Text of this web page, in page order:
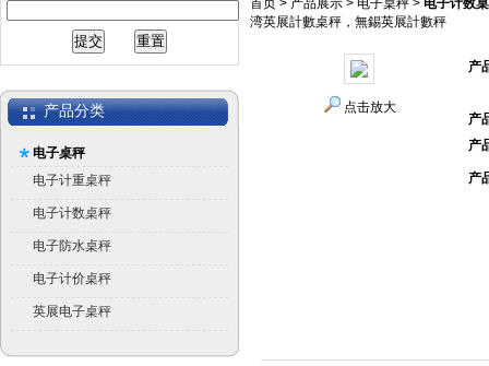
产品分类
电子桌秤
电子计重桌秤
电子计数桌秤
电子防水桌秤
电子计价桌秤
英展电子桌秤
首页 > 产品展示 > 电子桌秤 > 电子计数
湾英展計數桌秤，無錫英展計數秤
点击放大
产
产
产
产